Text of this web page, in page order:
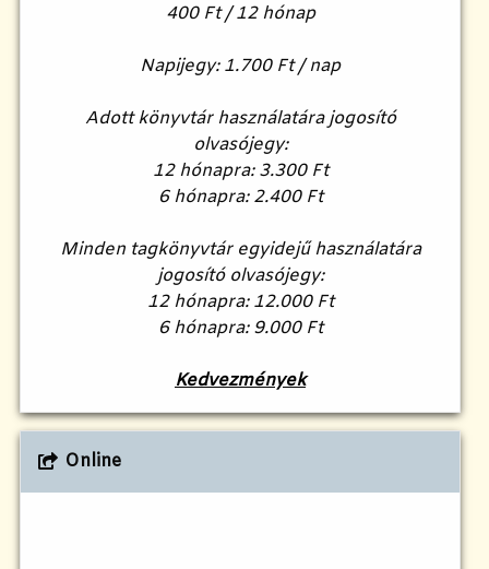
400 Ft / 12 hónap
Napijegy: 1.700 Ft / nap
Adott könyvtár használatára jogosító
olvasójegy:
12 hónapra: 3.300 Ft
6 hónapra: 2.400 Ft
Minden tagkönyvtár egyidejű használatára
jogosító olvasójegy:
12 hónapra: 12.000 Ft
6 hónapra: 9.000 Ft
Kedvezmények
Online